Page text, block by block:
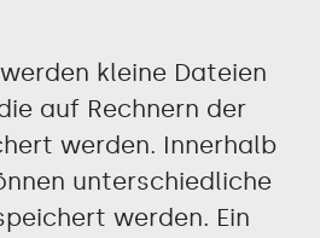
kleine Dateien
auf Rechnern der
werden. Innerhalb
unterschiedliche
werden. Ein